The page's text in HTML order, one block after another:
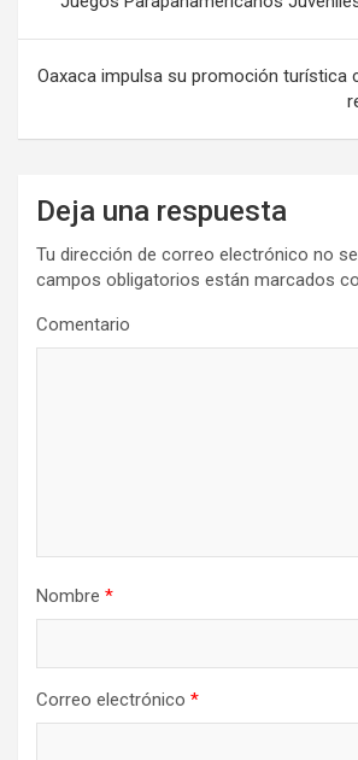
entradas
Oaxaca impulsa su promoción turística
Deja una respuesta
Tu dirección de correo electrónico no
campos obligatorios están marcados
Comentario
Nombre *
Correo electrónico *